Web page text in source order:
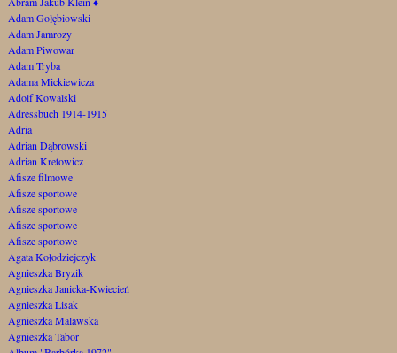
Adam Gołębiowski
Adam Jamrozy
Adam Piwowar
Adam Tryba
Adama Mickiewicza
Adolf Kowalski
Adressbuch 1914-1915
Adria
Adrian Dąbrowski
Adrian Kretowicz
Afisze filmowe
Afisze sportowe
Afisze sportowe
Afisze sportowe
Afisze sportowe
Agata Kołodziejczyk
Agnieszka Bryzik
Agnieszka Janicka-Kwiecień
Agnieszka Lisak
Agnieszka Malawska
Agnieszka Tabor